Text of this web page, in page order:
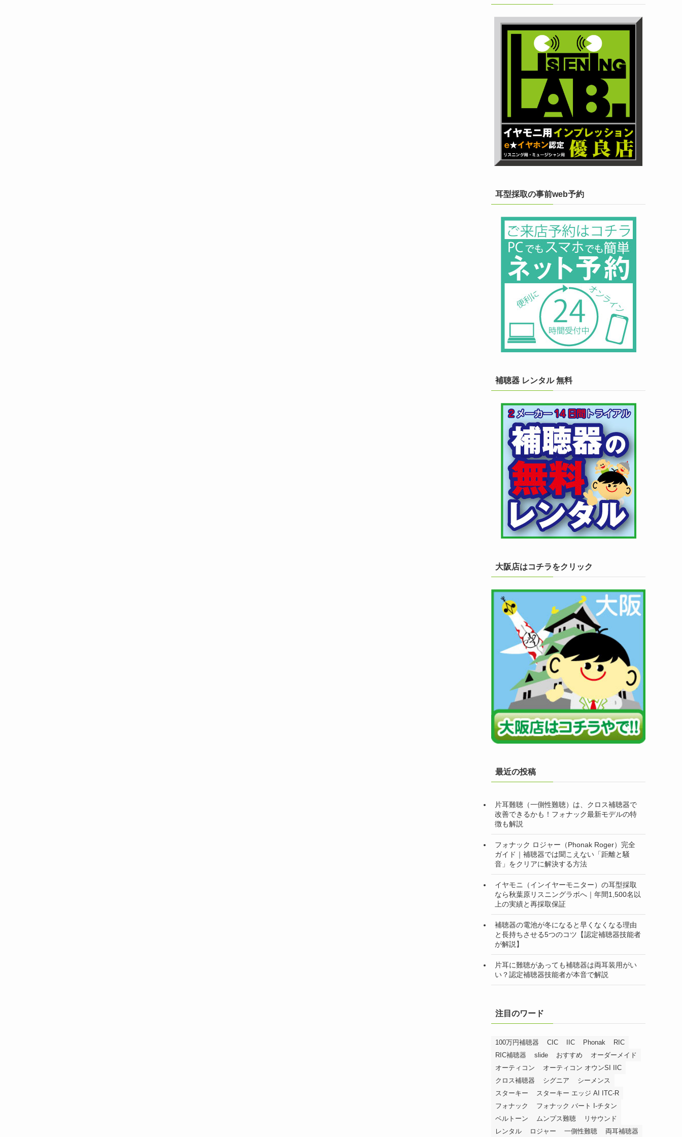
耳型採取の事前web予約
補聴器 レンタル 無料
大阪店はコチラをクリック
最近の投稿
片耳難聴（一側性難聴）は、クロス補聴器で
改善できるかも！フォナック最新モデルの特
徴も解説
フォナック ロジャー（Phonak Roger）完全
ガイド｜補聴器では聞こえない「距離と騒
音」をクリアに解決する方法
イヤモニ（インイヤーモニター）の耳型採取
なら秋葉原リスニングラボへ｜年間1,500名以
上の実績と再採取保証
補聴器の電池が冬になると早くなくなる理由
と長持ちさせる5つのコツ【認定補聴器技能者
が解説】
片耳に難聴があっても補聴器は両耳装用がい
い？認定補聴器技能者が本音で解説
注目のワード
100万円補聴器 CIC IIC Phonak
RIC
RIC補聴器
slide おすすめ
オーダーメイド
オーティコン
オーティコン オウンSI IIC
クロス補聴器
シグニア
シーメンス
スターキー
スターキー エッジ AI ITC-R
フォナック
フォナック バート I-チタン
ベルトーン
ムンプス難聴
リサウンド
レンタル
ロジャー 一側性難聴 両耳補聴器